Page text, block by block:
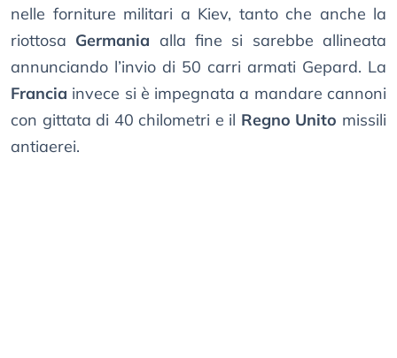
nelle forniture militari a Kiev, tanto che anche la
riottosa Germania alla fine si sarebbe allineata
annunciando l’invio di 50 carri armati Gepard. La
Francia invece si è impegnata a mandare cannoni
con gittata di 40 chilometri e il Regno Unito missili
antiaerei.